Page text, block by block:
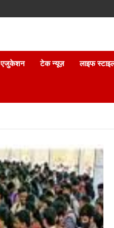
एजुकेशन टेक न्यूज़ लाइफ